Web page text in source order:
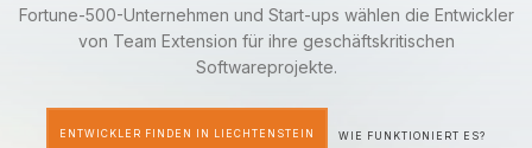
Fortune-500-Unternehmen und Start-ups wählen die Entwickler
von Team Extension für ihre geschäftskritischen
Softwareprojekte.
ENTWICKLER FINDEN IN LIECHTENSTEIN WIE FUNKTIONIERT ES?